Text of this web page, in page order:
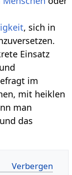
, sich in
Einsatz
im
mit heiklen
man
das